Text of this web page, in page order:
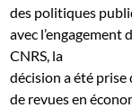
des politiques
avec l’engagement
CNRS, la
décision a été
de revues en